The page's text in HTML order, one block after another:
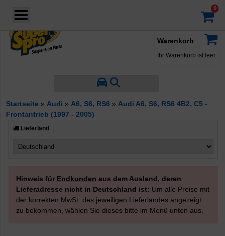
Warenkorb
Ihr Warenkorb ist leer.
Startseite » Audi » A6, S6, RS6 » Audi A6, S6, RS6 4B2, C5 -
Frontantrieb (1997 - 2005)
Lieferland
Hinweis für Endkunden aus dem Ausland, deren
Lieferadresse nicht in Deutschland ist: Um alle Preise mit
der korrekten MwSt. des jeweiligen Lieferlandes angezeigt
zu bekommen, wählen Sie dieses bitte im Menü unten aus.
Filter nach Hersteller